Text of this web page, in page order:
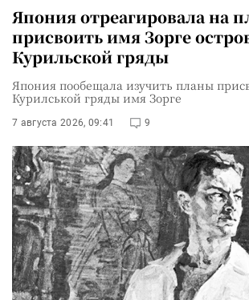
Япония отреагировала на
присвоить имя Зорге
Курильской гряды
Япония пообещала изучить планы
Курилськой гряды имя Зорге
7 августа 2026, 09:41 9